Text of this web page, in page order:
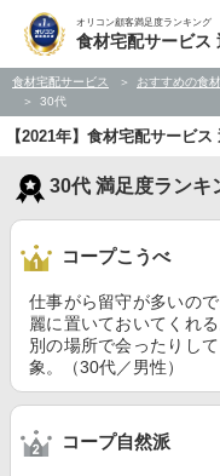
オリコン顧客満足度ランキング
食材宅配サービス
食材宅配サービス おすすめの食
30代
【2021年】食材宅配サービ
30代 満足度ランキ
コープこうべ
仕事がら留守が多いの
麗に置いておいてくれ
別の場所で会ったりし
象。（30代／男性）
コープ自然派